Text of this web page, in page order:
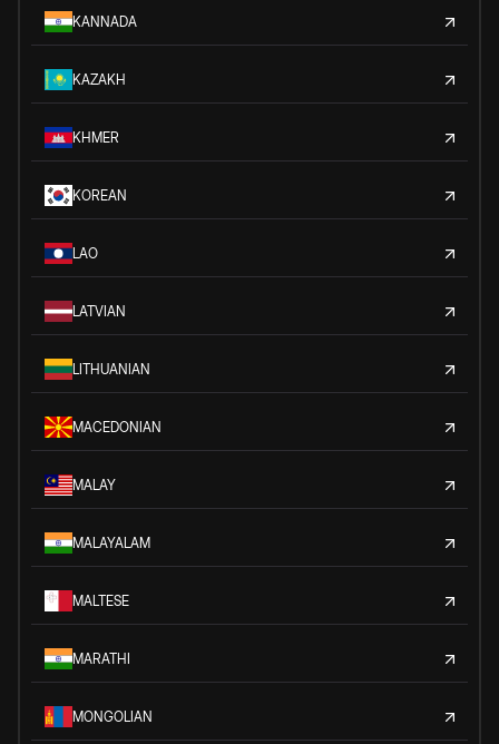
KANNADA
KAZAKH
KHMER
KOREAN
LAO
LATVIAN
LITHUANIAN
MACEDONIAN
MALAY
MALAYALAM
MALTESE
MARATHI
MONGOLIAN